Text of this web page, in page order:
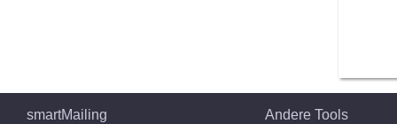
smartMailing
Andere Tools